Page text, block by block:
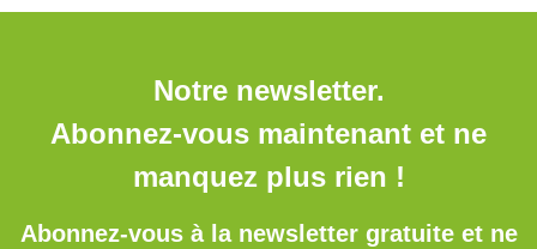
Notre newsletter.
Abonnez-vous maintenant et ne
manquez plus rien !
Abonnez-vous à la newsletter gratuite et ne